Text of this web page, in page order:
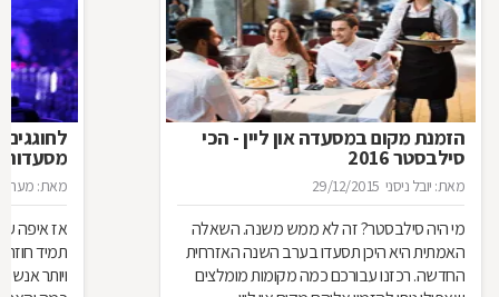
הזמנת מקום במסעדה און ליין - הכי
סילבסטר 2016
מאת: יובל ניסני 29/12/2015
מי היה סילבסטר? זה לא ממש משנה. השאלה
האמתית היא היכן תסעדו בערב השנה האזרחית
החדשה. רכזנו עבורכם כמה מקומות מומלצים
מסעדות
מאת:
אז איפה
תמיד
ויותר